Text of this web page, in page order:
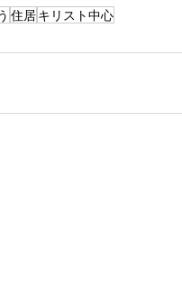
住居キリスト中心